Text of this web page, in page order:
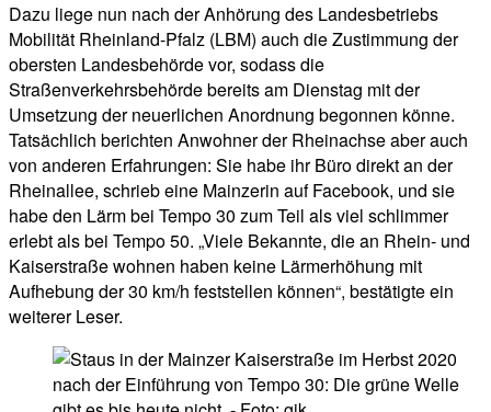
Dazu liege nun nach der Anhörung des Landesbetriebs
Mobilität Rheinland-Pfalz (LBM) auch die Zustimmung der
obersten Landesbehörde vor, sodass die
Straßenverkehrsbehörde bereits am Dienstag mit der
Umsetzung der neuerlichen Anordnung begonnen könne.
Tatsächlich berichten Anwohner der Rheinachse aber auch
von anderen Erfahrungen: Sie habe ihr Büro direkt an der
Rheinallee, schrieb eine Mainzerin auf Facebook, und sie
habe den Lärm bei Tempo 30 zum Teil als viel schlimmer
erlebt als bei Tempo 50. „Viele Bekannte, die an Rhein- und
Kaiserstraße wohnen haben keine Lärmerhöhung mit
Aufhebung der 30 km/h feststellen können“, bestätigte ein
weiterer Leser.